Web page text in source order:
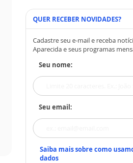
QUER RECEBER NOVIDADES?
Cadastre seu e-mail e receba
Aparecida e seus programas
Seu nome:
Seu email:
Saiba mais sobre como
dados